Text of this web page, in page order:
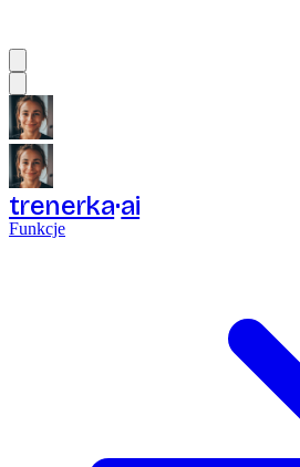
trenerka ai
Funkcje